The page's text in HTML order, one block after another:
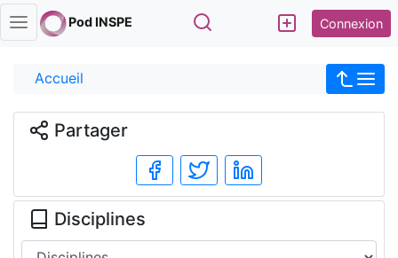
Pod INSPE Rechercher Connexion
Accueil
Partager
Disciplines